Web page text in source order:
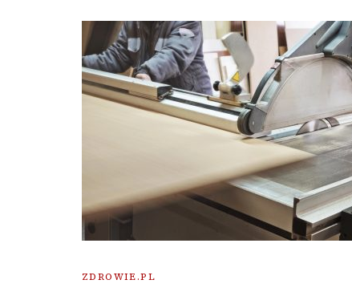
ZDROWIE.PL